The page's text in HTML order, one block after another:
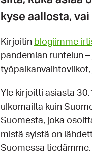
kyse aallosta,
Kirjoitin blogiimme
pandemian runtelun
Yle kirjoitti asiasta
ulkomailta kuin
Suomesta, joka
mistä syistä on
Suomessa tiedämme.